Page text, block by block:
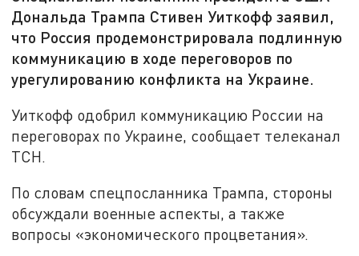
Дональда Трампа Стивен Уиткофф заявил,
что Россия продемонстрировала подлинную
коммуникацию в ходе переговоров по
урегулированию конфликта на Украине.
Уиткофф одобрил коммуникацию России на
переговорах по Украине, сообщает телеканал
ТСН.
По словам спецпосланника Трампа, стороны
обсуждали военные аспекты, а также
вопросы «экономического процветания».